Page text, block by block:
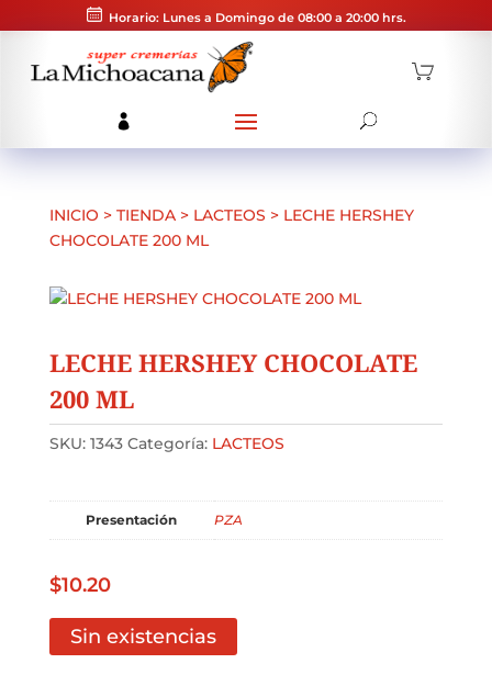
Horario: Lunes a Domingo de 08:00 a 20:00 hrs.
INICIO > TIENDA> LACTEOS > LECHE HERSHEY
CHOCOLATE 200 ML
LECHE HERSHEY CHOCOLATE
200 ML
SKU: 1343 Categoría: LACTEOS
Presentación PZA
$10.20
Sin existencias